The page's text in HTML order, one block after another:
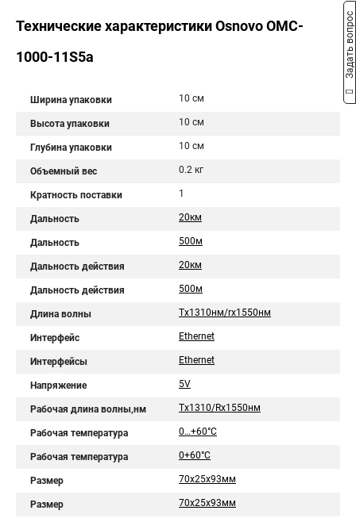
Технические характеристики Osnovo OMC-
1000-11S5a
Ширина упаковки 10 см
Высота упаковки 10 см
Глубина упаковки 10 см
Объемный вес 0.2 кг
Кратность поставки 1
Дальность 20км
Дальность 500м
Дальность действия 20км
Дальность действия 500м
Длина волны Tx1310нм/rx1550нм
Интерфейс Ethernet
Интерфейсы Ethernet
Напряжение 5V
Рабочая длина волны,нм Tx1310/Rx1550нм
Рабочая температура 0…+60°С
Рабочая температура 0+60°С
Размер 70х25х93мм
Размер 70x25x93мм
Задать вопрос